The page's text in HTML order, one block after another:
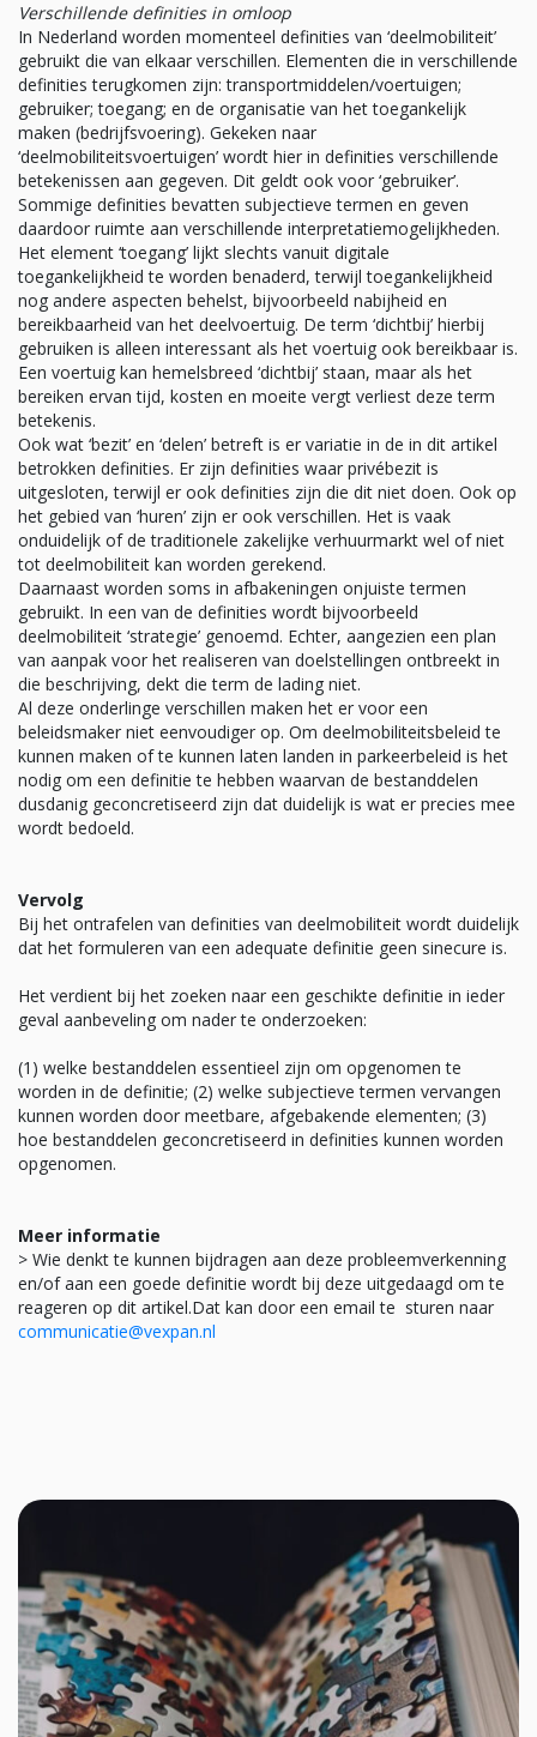
Verschillende definities in omloop
In Nederland worden momenteel definities van ‘deelmobiliteit’
gebruikt die van elkaar verschillen. Elementen die in verschillende
definities terugkomen zijn: transportmiddelen/voertuigen;
gebruiker; toegang; en de organisatie van het toegankelijk
maken (bedrijfsvoering). Gekeken naar
‘deelmobiliteitsvoertuigen’ wordt hier in definities verschillende
betekenissen aan gegeven. Dit geldt ook voor ‘gebruiker’.
Sommige definities bevatten subjectieve termen en geven
daardoor ruimte aan verschillende interpretatiemogelijkheden.
Het element ‘toegang’ lijkt slechts vanuit digitale
toegankelijkheid te worden benaderd, terwijl toegankelijkheid
nog andere aspecten behelst, bijvoorbeeld nabijheid en
bereikbaarheid van het deelvoertuig. De term ‘dichtbij’ hierbij
gebruiken is alleen interessant als het voertuig ook bereikbaar is.
Een voertuig kan hemelsbreed ‘dichtbij’ staan, maar als het
bereiken ervan tijd, kosten en moeite vergt verliest deze term
betekenis.
Ook wat ‘bezit’ en ‘delen’ betreft is er variatie in de in dit artikel
betrokken definities. Er zijn definities waar privébezit is
uitgesloten, terwijl er ook definities zijn die dit niet doen. Ook op
het gebied van ‘huren’ zijn er ook verschillen. Het is vaak
onduidelijk of de traditionele zakelijke verhuurmarkt wel of niet
tot deelmobiliteit kan worden gerekend.
Daarnaast worden soms in afbakeningen onjuiste termen
gebruikt. In een van de definities wordt bijvoorbeeld
deelmobiliteit ‘strategie’ genoemd. Echter, aangezien een plan
van aanpak voor het realiseren van doelstellingen ontbreekt in
die beschrijving, dekt die term de lading niet.
Al deze onderlinge verschillen maken het er voor een
beleidsmaker niet eenvoudiger op. Om deelmobiliteitsbeleid te
kunnen maken of te kunnen laten landen in parkeerbeleid is het
nodig om een definitie te hebben waarvan de bestanddelen
dusdanig geconcretiseerd zijn dat duidelijk is wat er precies mee
wordt bedoeld.
Vervolg
Bij het ontrafelen van definities van deelmobiliteit wordt duidelijk
dat het formuleren van een adequate definitie geen sinecure is.
Het verdient bij het zoeken naar een geschikte definitie in ieder
geval aanbeveling om nader te onderzoeken:
(1) welke bestanddelen essentieel zijn om opgenomen te
worden in de definitie; (2) welke subjectieve termen vervangen
kunnen worden door meetbare, afgebakende elementen; (3)
hoe bestanddelen geconcretiseerd in definities kunnen worden
opgenomen.
Meer informatie
> Wie denkt te kunnen bijdragen aan deze probleemverkenning
en/of aan een goede definitie wordt bij deze uitgedaagd om te
reageren op dit artikel.Dat kan door een email te sturen naar
communicatie@vexpan.nl